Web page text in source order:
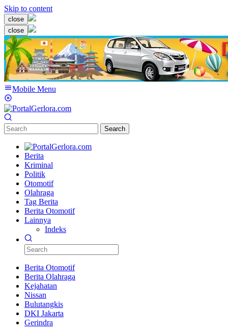
Skip to content
close
close
Mobile Menu
Search
Berita
Kriminal
Politik
Otomotif
Olahraga
Tag Berita
Berita Otomotif
Lainnya
Indeks
Berita Otomotif
Berita Olahraga
Kejahatan
Nissan
Bulutangkis
DKI Jakarta
Gerindra